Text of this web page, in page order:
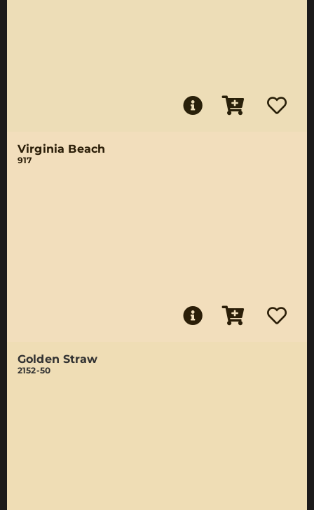
Virginia Beach
917
Golden Straw
2152-50